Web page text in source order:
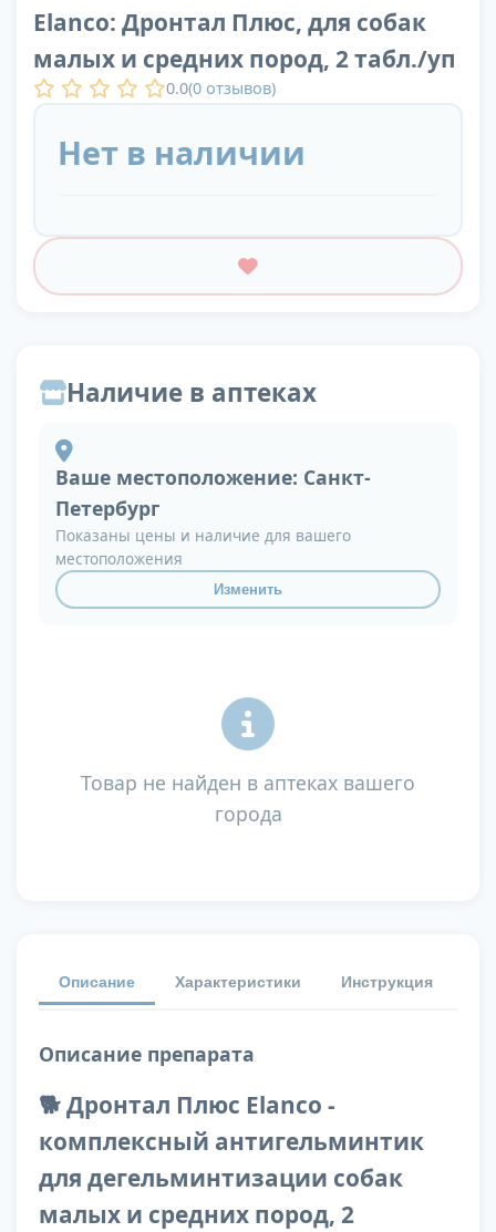
Elanco: Дронтал Плюс, для собак
малых и средних пород, 2 табл./уп
0.0(0 отзывов)
Нет в наличии
Наличие в аптеках
Ваше местоположение: Санкт-
Петербург
Показаны цены и наличие для вашего
местоположения
Изменить
Товар не найден в аптеках вашего
города
Описание Характеристики Инструкция
Описание препарата
🐕 Дронтал Плюс Elanco -
комплексный антигельминтик
для дегельминтизации собак
малых и средних пород, 2